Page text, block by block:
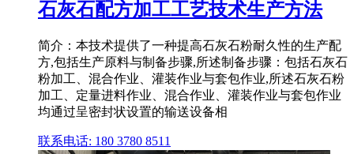
石灰石配方加工工艺技术生产方法
简介：本技术提供了一种提高石灰石粉耐久性的生产配
方,包括生产原料与制备步骤,所述制备步骤：包括石灰石
粉加工、混合作业、灌装作业与套包作业,所述石灰石粉
加工、定量进料作业、混合作业、灌装作业与套包作业
均通过呈密封状设置的输送设备相
联系电话: 180 3780 8511